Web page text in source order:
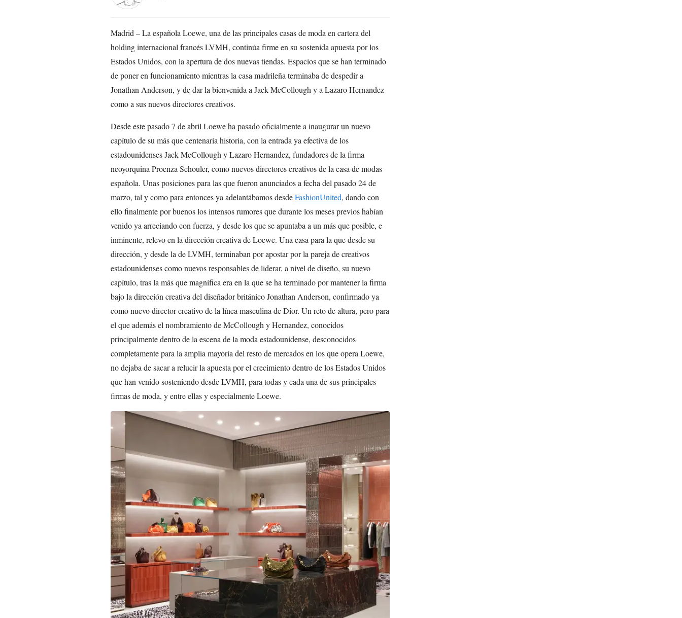
Madrid – La española Loewe, una de las principales casas de moda en cartera del
holding internacional francés LVMH, continúa firme en su sostenida apuesta por los
Estados Unidos, con la apertura de dos nuevas tiendas. Espacios que se han terminado
de poner en funcionamiento mientras la casa madrileña terminaba de despedir a
Jonathan Anderson, y de dar la bienvenida a Jack McCollough y a Lazaro Hernandez
como a sus nuevos directores creativos.
Desde este pasado 7 de abril Loewe ha pasado oficialmente a inaugurar un nuevo
capítulo de su más que centenaria historia, con la entrada ya efectiva de los
estadounidenses Jack McCollough y Lazaro Hernandez, fundadores de la firma
neoyorquina Proenza Schouler, como nuevos directores creativos de la casa de modas
española. Unas posiciones para las que fueron anunciados a fecha del pasado 24 de
marzo, tal y como para entonces ya adelantábamos desdeFashionUnited, dando con
ello finalmente por buenos los intensos rumores que durante los meses previos habían
venido ya arreciando con fuerza, y desde los que se apuntaba a un más que posible, e
inminente, relevo en la dirección creativa de Loewe. Una casa para la que desde su
dirección, y desde la de LVMH, terminaban por apostar por la pareja de creativos
estadounidenses como nuevos responsables de liderar, a nivel de diseño, su nuevo
capítulo, tras la más que magnífica era en la que se ha terminado por mantener la firma
bajo la dirección creativa del diseñador británico Jonathan Anderson, confirmado ya
como nuevo director creativo de la línea masculina de Dior. Un reto de altura, pero para
el que además el nombramiento de McCollough y Hernandez, conocidos
principalmente dentro de la escena de la moda estadounidense, desconocidos
completamente para la amplia mayoría del resto de mercados en los que opera Loewe,
no dejaba de sacar a relucir la apuesta por el crecimiento dentro de los Estados Unidos
que han venido sosteniendo desde LVMH, para todas y cada una de sus principales
firmas de moda, y entre ellas y especialmente Loewe.